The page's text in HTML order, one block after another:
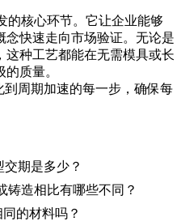
的核心环节。它让企业能够
念快速走向市场验证。无论是
这种工艺都能在无需模具或长
质量。
周期加速的每一步，确保每
期是多少？
铸造相比有哪些不同？
的材料吗？